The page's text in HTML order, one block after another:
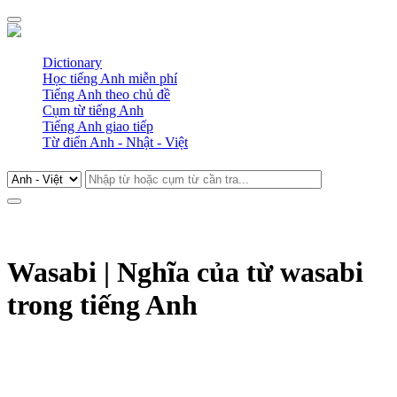
Dictionary
Học tiếng Anh miễn phí
Tiếng Anh theo chủ đề
Cụm từ tiếng Anh
Tiếng Anh giao tiếp
Từ điển Anh - Nhật - Việt
Wasabi | Nghĩa của từ wasabi
trong tiếng Anh